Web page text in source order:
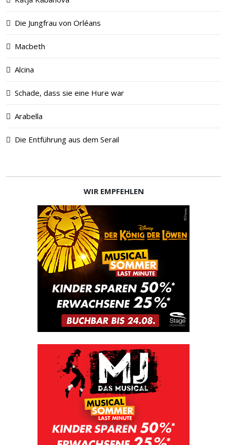
Die Jungfrau von Orléans
Macbeth
Alcina
Schade, dass sie eine Hure war
Arabella
Die Entführung aus dem Serail
WIR EMPFEHLEN